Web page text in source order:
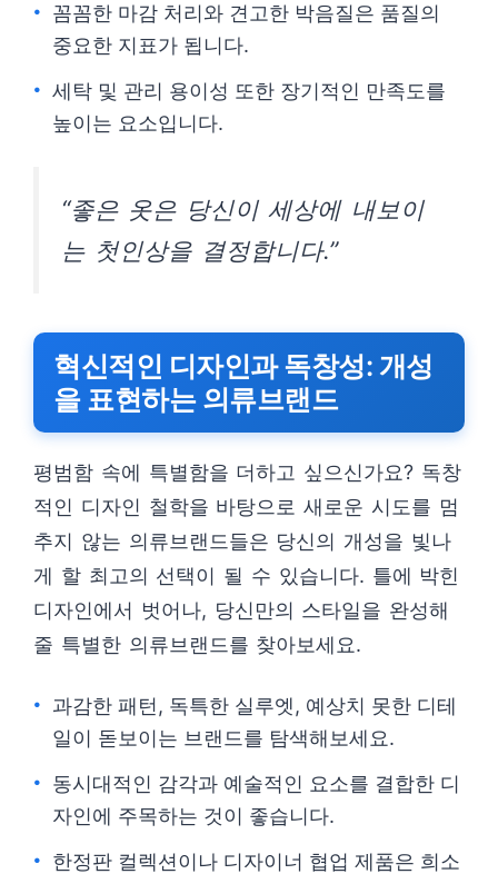
꼼꼼한 마감 처리와 견고한 박음질은 품질의
중요한 지표가 됩니다.
세탁 및 관리 용이성 또한 장기적인 만족도를
높이는 요소입니다.
“좋은 옷은 당신이 세상에 내보이
는 첫인상을 결정합니다.”
혁신적인 디자인과 독창성: 개성
을 표현하는 의류브랜드
평범함 속에 특별함을 더하고 싶으신가요? 독창
적인 디자인 철학을 바탕으로 새로운 시도를 멈
추지 않는 의류브랜드들은 당신의 개성을 빛나
게 할 최고의 선택이 될 수 있습니다. 틀에 박힌
디자인에서 벗어나, 당신만의 스타일을 완성해
줄 특별한 의류브랜드를 찾아보세요.
과감한 패턴, 독특한 실루엣, 예상치 못한 디테
일이 돋보이는 브랜드를 탐색해보세요.
동시대적인 감각과 예술적인 요소를 결합한 디
자인에 주목하는 것이 좋습니다.
한정판 컬렉션이나 디자이너 협업 제품은 희소